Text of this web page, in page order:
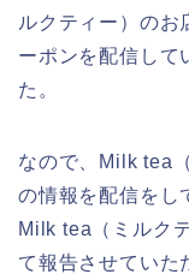
ルクティー）のお
ーポンを配信して
た。
なので、Milk tea
の情報を配信をし
Milk tea（ミルク
て報告させていた